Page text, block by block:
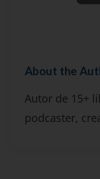
Suscríbete y
gratuitas por
"7 errores
About the
Autor de 15+
podcaster,